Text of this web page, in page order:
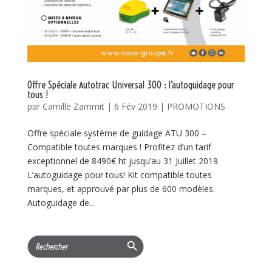
Offre Spéciale Autotrac Universal 300 : l’autoguidage pour
tous !
par Camille Zammit| 6 Fév 2019 | PROMOTIONS
Offre spéciale système de guidage ATU 300 –
Compatible toutes marques ! Profitez d’un tarif
exceptionnel de 8490€ ht jusqu’au 31 Juillet 2019.
L’autoguidage pour tous! Kit compatible toutes
marques, et approuvé par plus de 600 modèles.
Autoguidage de...
Search
for:
Search Button